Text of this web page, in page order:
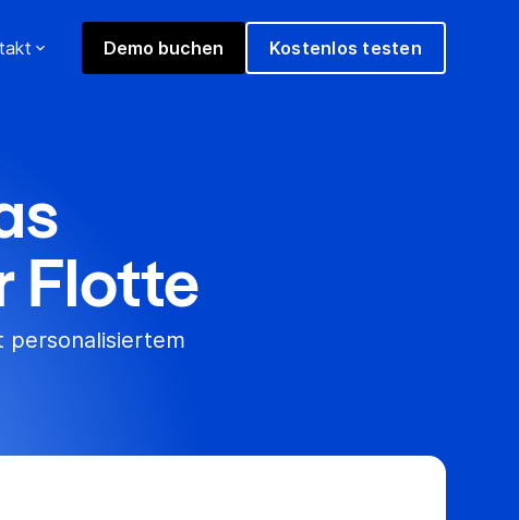
Demo buchen Kostenlos testen
Flotte
personalisiertem